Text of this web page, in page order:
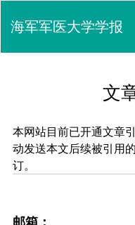
海军军医大学学报
文
本网站目前已开通文章
动发送本文后续被引用
订。
邮箱：